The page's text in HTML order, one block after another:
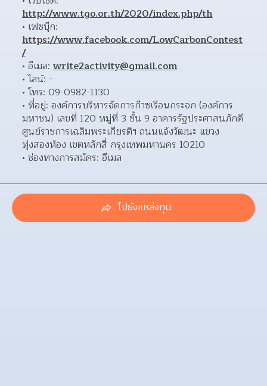
http://www.tgo.or.th/2020/index.php/th
https://www.facebook.com/LowCarbonContest
/
อีเมล: write2activity@gmail.com
ไลน์: -
โทร: 09-0982-1130
ที่อยู่: องค์การบริหารจัดการก๊าซเรือนกระจก (องค์การ
มหาชน) เลขที่ 120 หมู่ที่ 3 ชั้น 9 อาคารรัฐประศาสนภักดี
ศูนย์ราชการเฉลิมพระเกียรติฯ ถนนแจ้งวัฒนะ แขวง
ทุ่งสองห้อง เขตหลักสี่ กรุงเทพมหานคร 10210
ช่องทางการสมัคร: อีเมล
ไปยังแหล่งทุน